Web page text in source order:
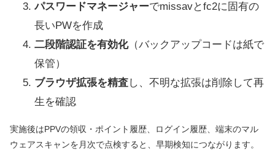
パスワードマネージャーでmissavとfc2に固有の
長いPWを作成
二段階認証を有効化（バックアップコードは紙で
保管）
ブラウザ拡張を精査し、不明な拡張は削除して再
生を確認
実施後はPPVの領収・ポイント履歴、ログイン履歴、端末のマル
ウェアスキャンを月次で点検すると、早期検知につながります。